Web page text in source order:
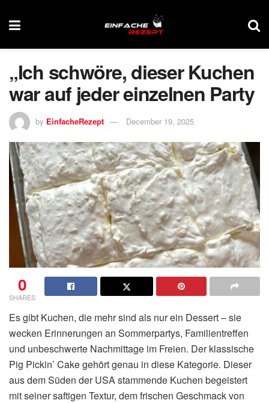
„Ich schwöre, dieser Kuchen
war auf jeder einzelnen Party
by EinfacheRezept December 19, 2025
0
SHARES
Es gibt Kuchen, die mehr sind als nur ein Dessert – sie
wecken Erinnerungen an Sommerpartys, Familientreffen
und unbeschwerte Nachmittage im Freien. Der klassische
Pig Pickin’ Cake gehört genau in diese Kategorie. Dieser
aus dem Süden der USA stammende Kuchen begeistert
mit seiner saftigen Textur, dem frischen Geschmack von